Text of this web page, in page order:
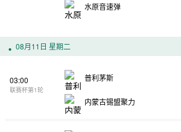
水原音速弹
08月11日 星期二
03:00
联赛杯第1轮
普利茅斯
内蒙古锡盟聚力